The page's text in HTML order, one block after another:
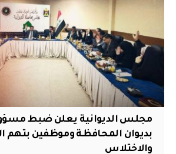
مجلس الديوانية يعلن ضبط
بديوان المحافظة وموظفين بتهم
والاختلاس